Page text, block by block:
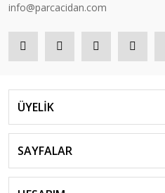
info@parcacidan.com
ÜYELİK
SAYFALAR